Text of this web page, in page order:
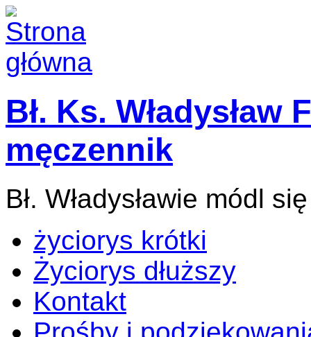
Bł. Ks. Władysław
męczennik
Bł. Władysławie módl
życiorys krótki
Życiorys dłuższy
Kontakt